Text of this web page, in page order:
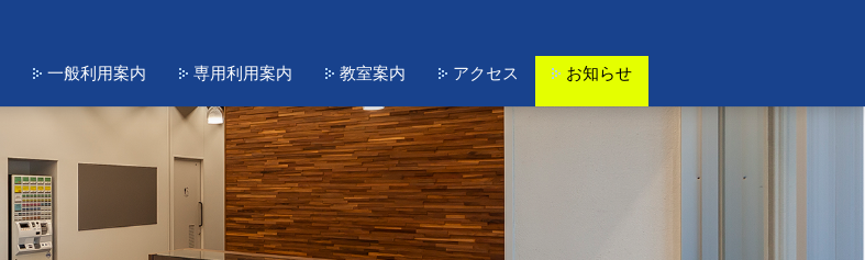
一般利用案内 専用利用案内 教室案内 アクセス お知らせ